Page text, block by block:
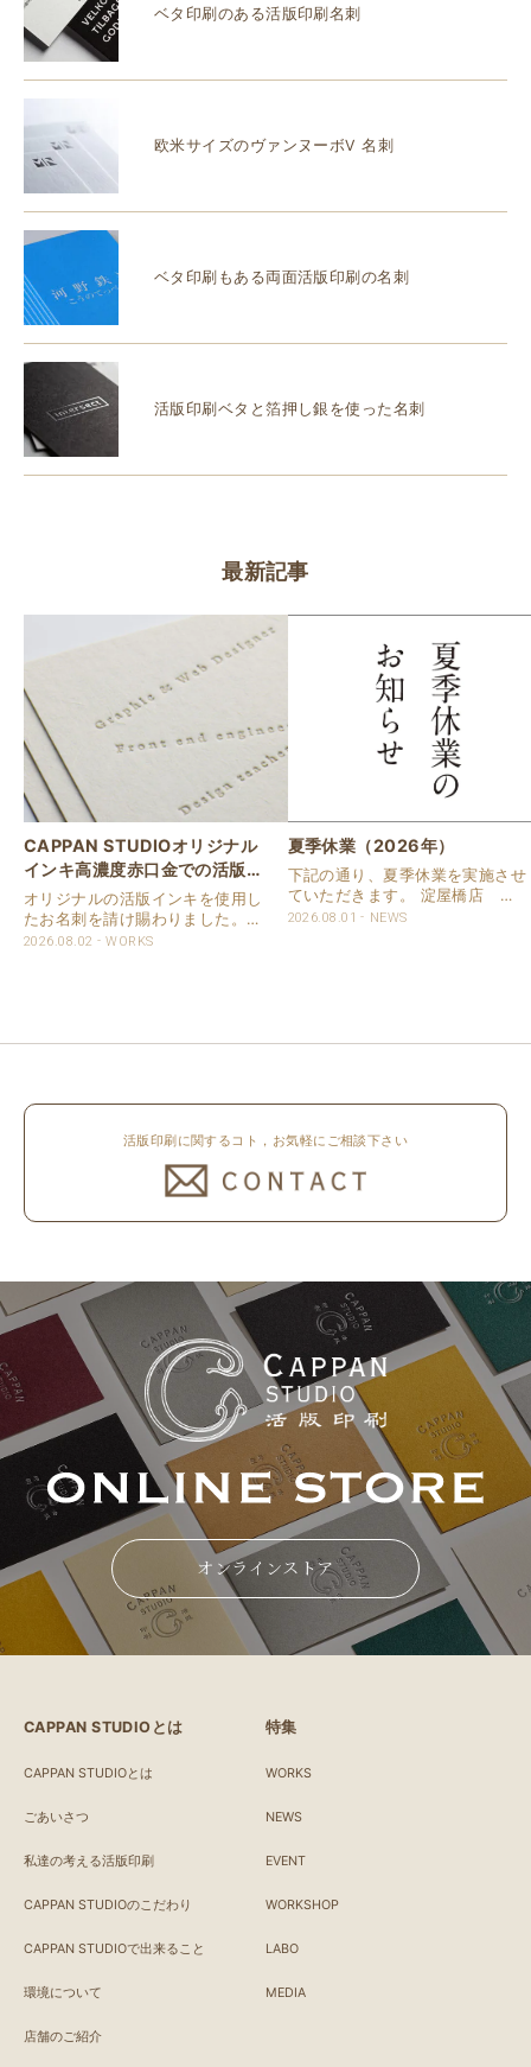
ベタ印刷のある活版印刷名刺
欧米サイズのヴァンヌーボV 名刺
ベタ印刷もある両面活版印刷の名刺
活版印刷ベタと箔押し銀を使った名刺
最新記事
CAPPAN STUDIOオリジナル
インキ高濃度赤口金での活版名
刺
オリジナルの活版インキを使用し
たお名刺を請け賜わりました。
用紙は新バフン紙Nのきぬを使用
2026.08.02 WORKS
夏季休業（2026年）
下記の通り、夏季休業を実施させ
ていただきます。 淀屋橋店 通
常営業いたします。 奈良店 8月
2026.08.01 NEWS
活版印刷に関するコト，お気軽にご相談下さい
オンラインストア
CAPPAN STUDIOとは
CAPPAN STUDIOとは
ごあいさつ
私達の考える活版印刷
CAPPAN STUDIOのこだわり
CAPPAN STUDIOで出来ること
環境について
店舗のご紹介
特集
WORKS
NEWS
EVENT
WORKSHOP
LABO
MEDIA